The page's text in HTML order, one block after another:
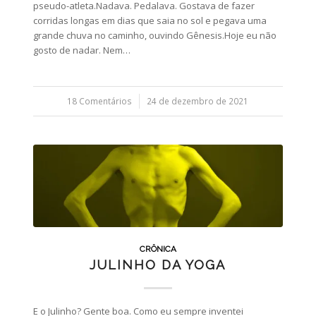
pseudo-atleta.Nadava. Pedalava. Gostava de fazer
corridas longas em dias que saia no sol e pegava uma
grande chuva no caminho, ouvindo Gênesis.Hoje eu não
gosto de nadar. Nem…
18 Comentários
/ 24 de dezembro de 2021
CRÔNICA
JULINHO DA YOGA
E o Julinho? Gente boa. Como eu sempre inventei